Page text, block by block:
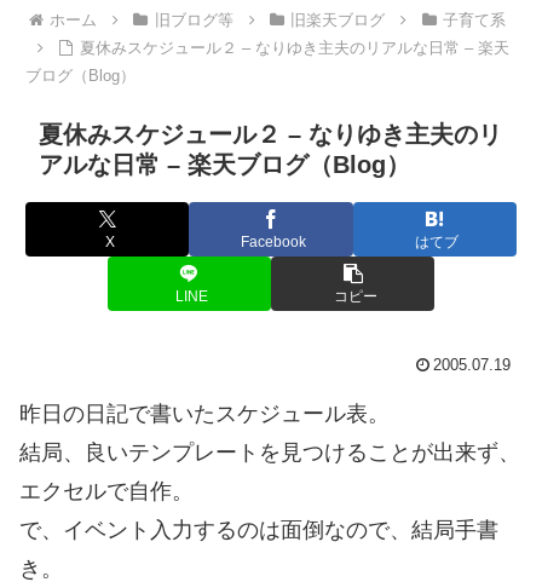
ホーム 旧ブログ等 旧楽天ブログ
子育て系
夏休みスケジュール２ – なりゆき主夫のリアルな日常 – 楽天
ブログ（Blog）
夏休みスケジュール２ – なりゆき主夫のリ
アルな日常 – 楽天ブログ（Blog）
X Facebook はてブ
LINE コピー
2005.07.19
昨日の日記で書いたスケジュール表。
結局、良いテンプレートを見つけることが出来ず、
エクセルで自作。
で、イベント入力するのは面倒なので、結局手書
き。